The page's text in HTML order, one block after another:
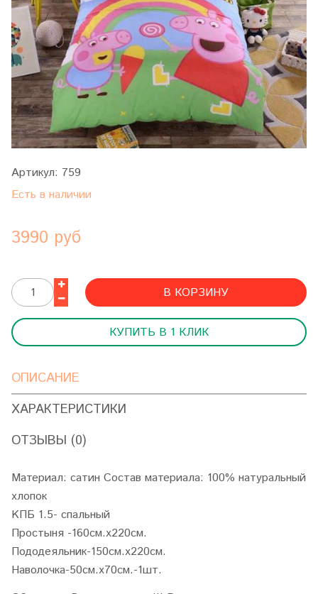
Артикул: 759
Есть в наличии
3990 руб
В КОРЗИНУ
КУПИТЬ В 1 КЛИК
ОПИСАНИЕ
ХАРАКТЕРИСТИКИ
ОТЗЫВЫ (0)
Материал: сатин Состав материала: 100% натуральный
хлопок
KПБ 1.5- спальный
Простыня -160см.х220см.
Пододеяльник-150см.х220см.
Наволочка-50см.х70см.-1шт.